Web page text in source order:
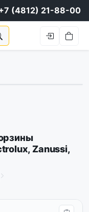
(4812) 21-88-00
Zanussi,